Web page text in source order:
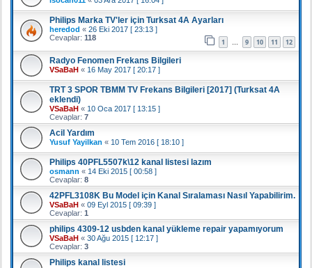
Philips Marka TV'ler için Turksat 4A Ayarları
heredod « 26 Eki 2017 [ 23:13 ]
Cevaplar: 118 1 … 9 10 11 12
Radyo Fenomen Frekans Bilgileri
VSaBaH « 16 May 2017 [ 20:17 ]
TRT 3 SPOR TBMM TV Frekans Bilgileri [2017] (Turksat 4A
eklendi)
VSaBaH « 10 Oca 2017 [ 13:15 ]
Cevaplar: 7
Acil Yardım
Yusuf Yayilkan « 10 Tem 2016 [ 18:10 ]
Philips 40PFL5507k\12 kanal listesi lazım
osmann « 14 Eki 2015 [ 00:58 ]
Cevaplar: 8
42PFL3108K Bu Model için Kanal Sıralaması Nasıl Yapabilirim.
VSaBaH « 09 Eyl 2015 [ 09:39 ]
Cevaplar: 1
philips 4309-12 usbden kanal yükleme repair yapamıyorum
VSaBaH « 30 Ağu 2015 [ 12:17 ]
Cevaplar: 3
Philips kanal listesi